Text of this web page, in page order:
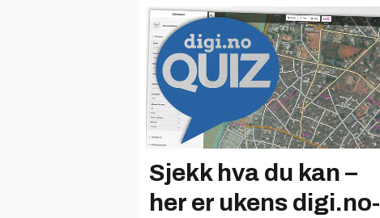
Sjekk hva du kan –
her er ukens digi.no-